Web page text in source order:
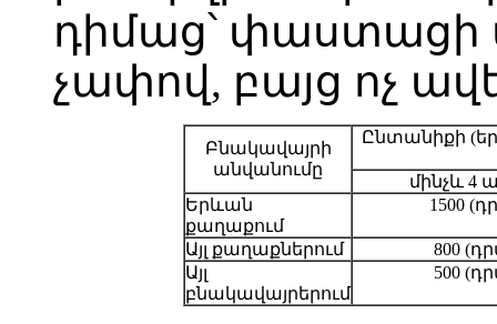
դիմաց՝ փաստացի
չափով, բայց ոչ
Բնակավայրի
անվանումը
Ընտանիքի
մինչև 4
Երևան
քաղաքում
1500
Այլ քաղաքներում
800
Այլ
բնակավայրերում
500